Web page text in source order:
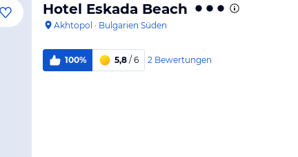
Hotel Eskada Beach
Akhtopol · Bulgarien Süden
100% 5,8 / 6 2 Bewertungen